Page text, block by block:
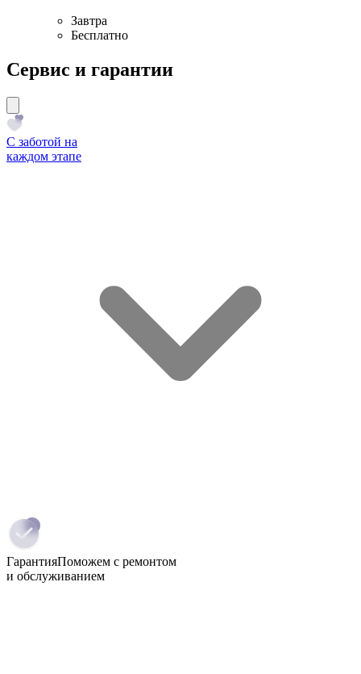
Завтра
Бесплатно
Сервис и гарантии
С заботой на
каждом этапе
ГарантияПоможем с ремонтом
и обслуживанием